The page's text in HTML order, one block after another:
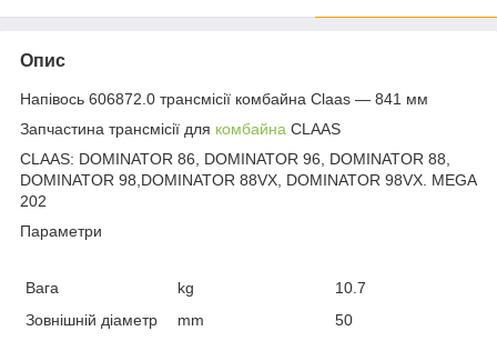
Опис
Напівось 606872.0 трансмісії комбайна Claas — 841 мм
Запчастина трансмісії для комбайна CLAAS
CLAAS: DOMINATOR 86, DOMINATOR 96, DOMINATOR 88,
DOMINATOR 98,DOMINATOR 88VX, DOMINATOR 98VX. MEGA
202
Параметри
Вага kg
10.7
Зовнішній діаметр
mm
50